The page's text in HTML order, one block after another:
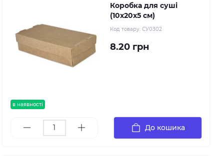
в наявності
Коробка для суші
(10х20х5 см)
Код товару: СУ0302
8.20 грн
До кошика